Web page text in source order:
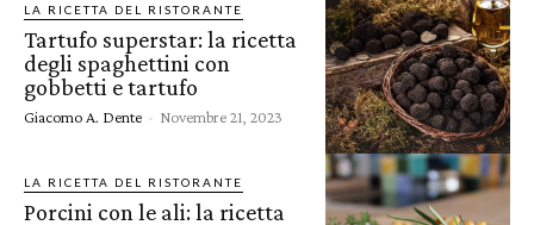
LA RICETTA DEL RISTORANTE
Tartufo superstar: la ricetta
degli spaghettini con
gobbetti e tartufo
Giacomo A. Dente - Novembre 21, 2023
LA RICETTA DEL RISTORANTE
Porcini con le ali: la ricetta